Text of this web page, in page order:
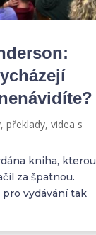
překlady, videa s
kniha, kterou
za špatnou.
vydávání tak